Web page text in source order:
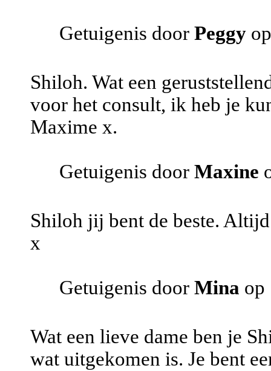
Getuigenis door Peggy
Shiloh. Wat een
voor het consult, ik heb je
Maxime x.
Getuigenis door Maxine
Shiloh jij bent de beste.
x
Getuigenis door Mina op
Wat een lieve dame ben je
wat uitgekomen is. Je bent